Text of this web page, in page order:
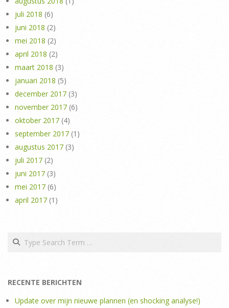
juli 2018 (6)
juni 2018 (2)
mei 2018 (2)
april 2018 (2)
maart 2018 (3)
januari 2018 (5)
december 2017 (3)
november 2017 (6)
oktober 2017 (4)
september 2017 (1)
augustus 2017 (3)
juli 2017 (2)
juni 2017 (3)
mei 2017 (6)
april 2017 (1)
Search
RECENTE BERICHTEN
Update over mijn nieuwe plannen (en shocking analyse!)